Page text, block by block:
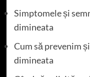
Simptomele și
dimineata
Cum să prevenim
dimineata